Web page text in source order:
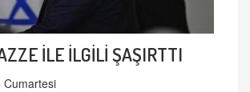
İLE İLGİLİ ŞAŞIRTTI
Cumartesi